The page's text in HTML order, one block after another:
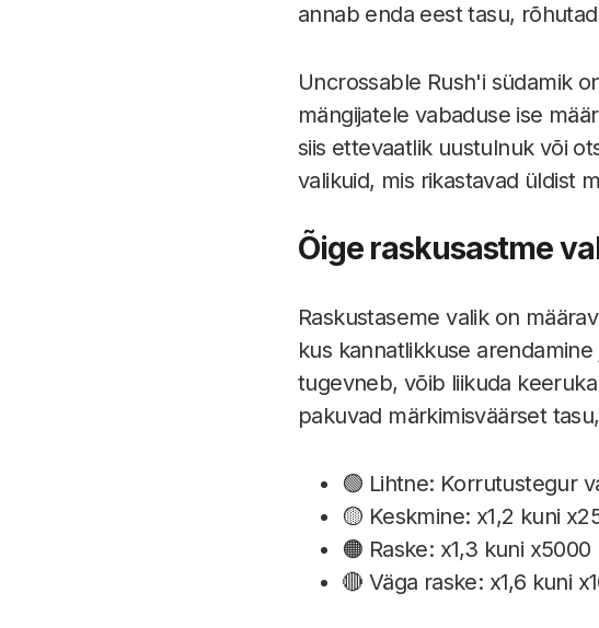
annab enda eest tasu,
Uncrossable Rush'i südamik
mängijatele vabaduse ise
siis ettevaatlik uustulnuk või
valikuid, mis rikastavad üldist
Õige raskusastme
Raskustaseme valik on
kus kannatlikkuse
tugevneb, võib liikuda
pakuvad märkimisväärset
🟢 Lihtne: Korrutustegur
🟡 Keskmine: x1,2 kuni
🟠 Raske: x1,3 kuni x5000
🔴 Väga raske: x1,6 kuni